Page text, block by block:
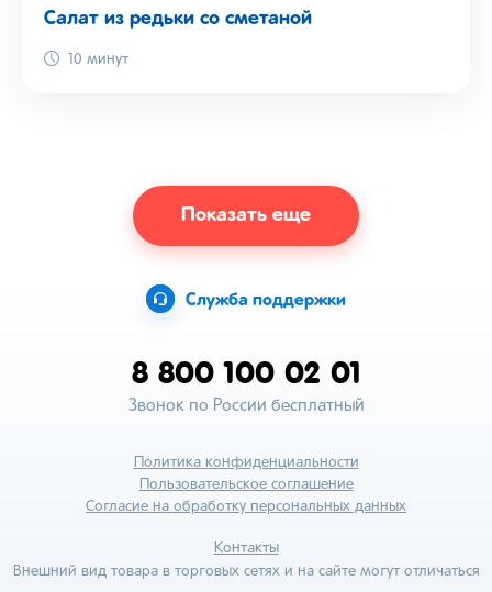
Салат из редьки со сметаной
10 минут
Показать еще
Служба поддержки
8 800 100 02 01
Звонок по России бесплатный
Политика конфиденциальности
Пользовательское соглашение
Согласие на обработку персональных данных
Контакты
Внешний вид товара в торговых сетях и на сайте могут отличаться